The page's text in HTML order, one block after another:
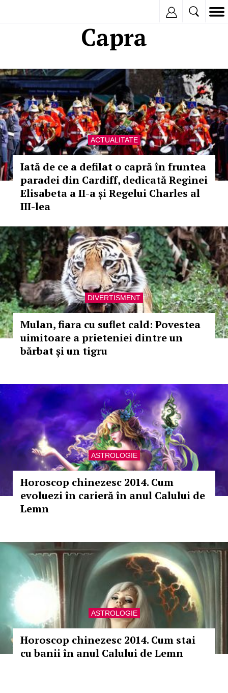
Capra
ACTUALITATE
Iată de ce a defilat o capră în fruntea
paradei din Cardiff, dedicată Reginei
Elisabeta a II-a și Regelui Charles al
III-lea
DIVERTISMENT
Mulan, fiara cu suflet cald: Povestea
uimitoare a prieteniei dintre un
bărbat și un tigru
ASTROLOGIE
Horoscop chinezesc 2014. Cum
evoluezi în carieră în anul Calului de
Lemn
ASTROLOGIE
Horoscop chinezesc 2014. Cum stai
cu banii în anul Calului de Lemn